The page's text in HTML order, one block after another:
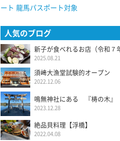
ート 龍馬パスポート対象
人気のブログ
2025.08.21
須﨑大漁堂試験的オープン
2022.12.06
鳴無神社にある 『梼の木』
2023.12.28
絶品貝料理【浮橋】
2022.04.08